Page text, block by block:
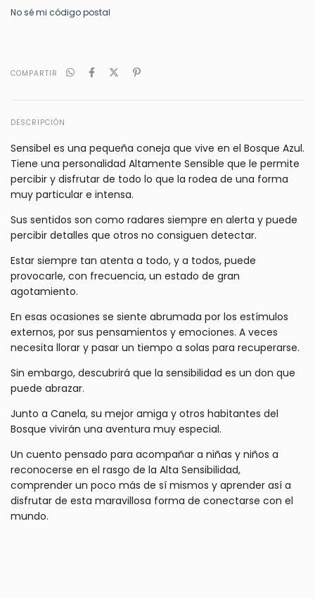
No sé mi código postal
COMPARTIR
DESCRIPCIÓN
Sensibel es una pequeña coneja que vive en el Bosque Azul.
Tiene una personalidad Altamente Sensible que le permite
percibir y disfrutar de todo lo que la rodea de una forma
muy particular e intensa.
Sus sentidos son como radares siempre en alerta y puede
percibir detalles que otros no consiguen detectar.
Estar siempre tan atenta a todo, y a todos, puede
provocarle, con frecuencia, un estado de gran
agotamiento.
En esas ocasiones se siente abrumada por los estímulos
externos, por sus pensamientos y emociones. A veces
necesita llorar y pasar un tiempo a solas para recuperarse.
Sin embargo, descubrirá que la sensibilidad es un don que
puede abrazar.
Junto a Canela, su mejor amiga y otros habitantes del
Bosque vivirán una aventura muy especial.
Un cuento pensado para acompañar a niñas y niños a
reconocerse en el rasgo de la Alta Sensibilidad,
comprender un poco más de sí mismos y aprender así a
disfrutar de esta maravillosa forma de conectarse con el
mundo.